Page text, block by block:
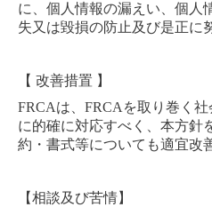
に、個人情報の漏えい、個人
失又は毀損の防止及び是正に
【 改善措置 】
FRCAは、 FRCA を取り巻く
に的確に対応すべく、本方針
約・書式等についても適宜改
【相談及び苦情】